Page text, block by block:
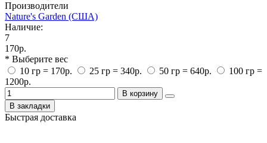
Производители
Nature's Garden (США)
Наличие:
7
170р.
* Выберите вес
10 гр = 170р.
25 гр = 340р. 50 гр = 640р.
100 гр =
1200р.
В корзину
В закладки
Быстрая доставка